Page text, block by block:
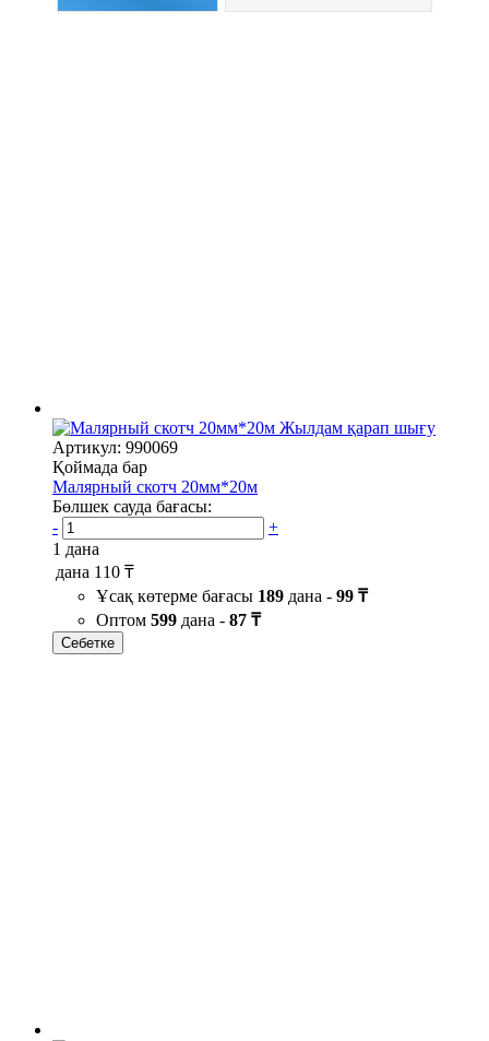
Жылдам қарап шығу
Артикул: 990069
Қоймада бар
Малярный скотч 20мм*20м
Бөлшек сауда бағасы:
-
+
1 дана
дана 110 ₸
Ұсақ көтерме бағасы 189 дана - 99 ₸
Оптом 599 дана - 87 ₸
Себетке